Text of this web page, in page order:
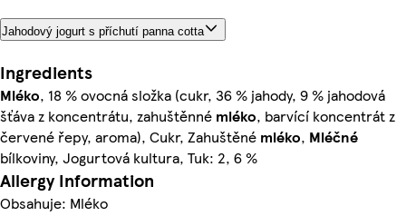
Jahodový jogurt s příchutí panna cotta
Ingredients
Mléko, 18 % ovocná složka (cukr, 36 % jahody, 9 % jahodová
šťáva z koncentrátu, zahuštěnné mléko, barvící koncentrát z
červené řepy, aroma), Cukr, Zahuštěné mléko, Mléčné
bílkoviny, Jogurtová kultura, Tuk: 2, 6 %
Allergy Information
Obsahuje: Mléko